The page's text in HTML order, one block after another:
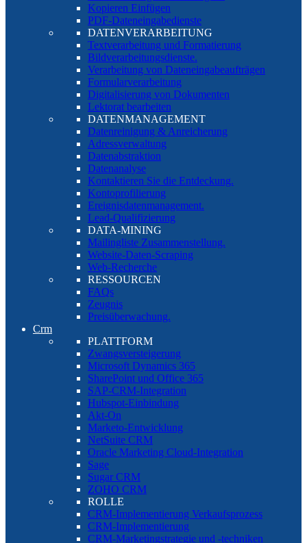
Kopieren Einfügen
PDF-Dateneingabedienste
DATENVERARBEITUNG
Textverarbeitung und Formatierung
Bildverarbeitungsdienste.
Verarbeitung von Dateneingabeaufträgen
Formularverarbeitung
Digitalisierung von Dokumenten
Lektorat bearbeiten
DATENMANAGEMENT
Datenreinigung & Anreicherung
Adressverwaltung
Datenabstraktion
Datenanalyse
Kontaktieren Sie die Entdeckung.
Kontoprofilierung
Ereignisdatenmanagement.
Lead-Qualifizierung
DATA-MINING
Mailingliste Zusammenstellung.
Website-Daten-Scraping
Web-Recherche
RESSOURCEN
FAQs
Zeugnis
Preisüberwachung.
Crm
PLATTFORM
Zwangsversteigerung
Microsoft Dynamics 365
SharePoint und Office 365
SAP-CRM-Integration
Hubspot-Einbindung
Akt-On
Marketo-Entwicklung
NetSuite CRM
Oracle Marketing Cloud-Integration
Sage
Sugar CRM
ZOHO CRM
ROLLE
CRM-Implementierung Verkaufsprozess
CRM-Implementierung
CRM-Marketingstrategie und -techniken